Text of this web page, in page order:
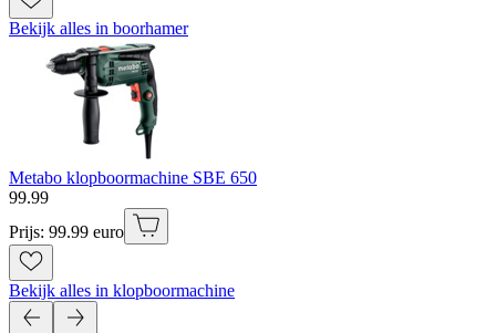
Bekijk alles in boorhamer
Metabo klopboormachine SBE 650
99.99
Prijs: 99.99 euro
Bekijk alles in klopboormachine